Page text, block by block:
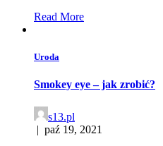
Read More
Uroda
Smokey eye – jak zrobić?
s13.pl
| paź 19, 2021